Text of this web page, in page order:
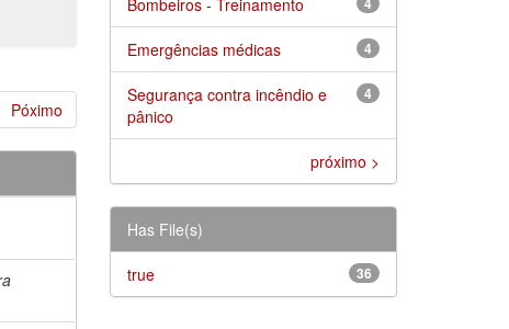
Póximo
4
Emergências médicas
4
Segurança contra incêndio e
pânico
próximo >
Has File(s)
36
true